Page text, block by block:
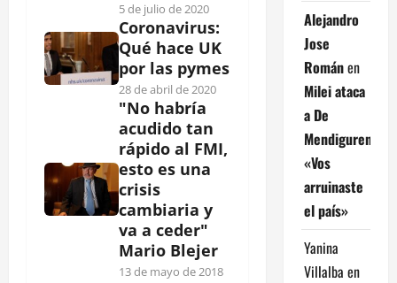
5 de julio de 2020
Coronavirus:
Qué hace UK
por las pymes
28 de abril de 2020
"No habría
acudido tan
rápido al FMI,
esto es una
crisis
cambiaria y
va a ceder"
Mario Blejer
13 de mayo de 2018
Alejandro
Jose
Románen
Milei ataca
a De
Mendiguren:
«Vos
arruinaste
el país»
Yanina
Villalba en